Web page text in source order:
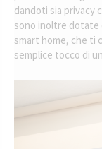
dandoti sia privacy
sono inoltre dotate
smart home, che ti
semplice tocco di